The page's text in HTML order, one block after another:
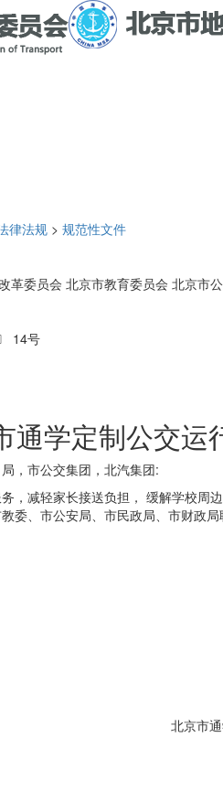
律法规 > 规范性文件
革委员会 北京市教育委员会 北京市
14号
通学定制公交
，市公交集团，北汽集团:
，减轻家长接送负担， 缓解学校
委、市公安局、市民政局、市财政
北京市